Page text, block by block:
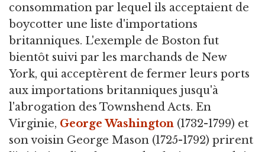
consommation par lequel ils acceptaient de
boycotter une liste d'importations
britanniques. L'exemple de Boston fut
bientôt suivi par les marchands de New
York, qui acceptèrent de fermer leurs ports
aux importations britanniques jusqu'à
l'abrogation des Townshend Acts. En
Virginie, George Washington (1732-1799) et
son voisin George Mason (1725-1792) prirent